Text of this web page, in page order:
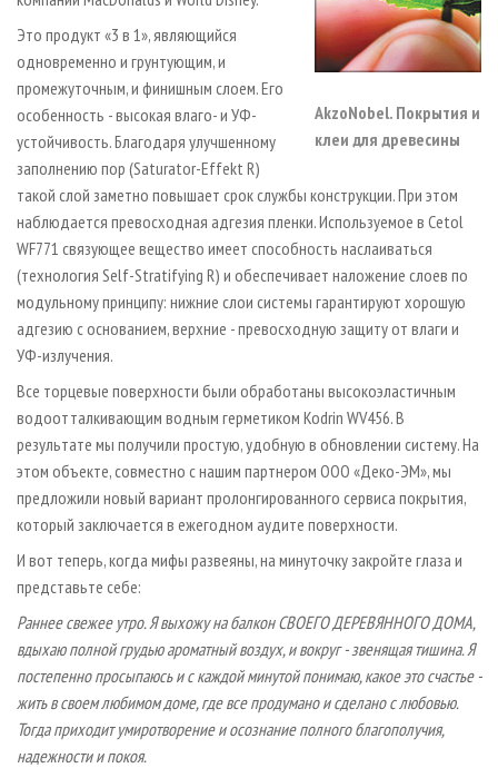
AkzoNobel. Покрытия и
клеи для древесины
Это продукт «3 в 1», являющийся
одновременно и грунтующим, и
промежуточным, и финишным слоем. Его
особенность - высокая влаго- и УФ-
устойчивость. Благодаря улучшенному
заполнению пор (Saturator-Effekt R)
такой слой заметно повышает срок службы конструкции. При этом
наблюдается превосходная адгезия пленки. Используемое в Cetol
WF771 связующее вещество имеет способность наслаиваться
(технология Self-Stra­tifying R) и обеспечивает наложение слоев по
модульному принципу: нижние слои системы гарантируют хорошую
адгезию с основанием, верхние - превосходную защиту от влаги и
УФ-излучения.
Все торцевые поверхности были обработаны высокоэластичным
водоотталкивающим водным герметиком Kodrin WV456. В
результате мы получили простую, удобную в обновлении систему. На
этом объекте, совместно с нашим партнером ООО «Деко-ЭМ», мы
предложили новый вариант пролонгированного сервиса покрытия,
который заключается в ежегодном аудите поверхности.
И вот теперь, когда мифы развеяны, на минуточку закройте глаза и
представьте себе:
Раннее свежее утро. Я выхожу на балкон СВОЕГО ДЕРЕВЯННОГО ДОМА,
вдыхаю полной грудью ароматный воздух, и вокруг - звенящая тишина. Я
постепенно просыпаюсь и с каждой минутой понимаю, какое это счастье -
жить в своем любимом доме, где все продумано и сделано с любовью.
Тогда приходит умиротворение и осознание полного благополучия,
надежности и покоя.